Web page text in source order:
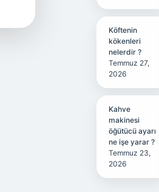
Köftenin
kökenleri
nelerdir ?
Temmuz 27,
2026
Kahve
makinesi
öğütücü ayarı
ne işe yarar ?
Temmuz 23,
2026